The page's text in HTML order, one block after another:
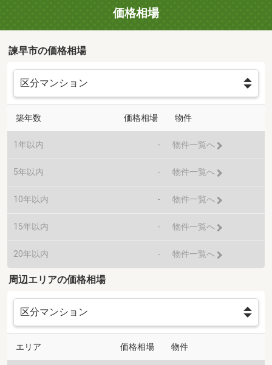
価格相場
諫早市の価格相場
築年数 価格相場 物件
1年以内 - 物件一覧へ
5年以内 - 物件一覧へ
10年以内 - 物件一覧へ
15年以内 - 物件一覧へ
20年以内 - 物件一覧へ
周辺エリアの価格相場
エリア 価格相場 物件